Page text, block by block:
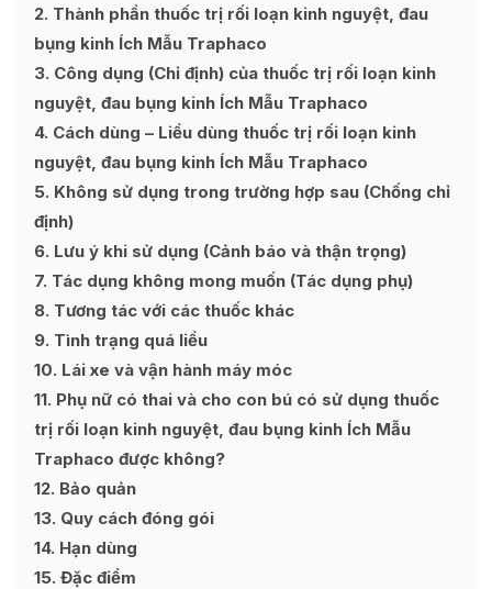
2 Thành phần thuốc trị rối loạn kinh nguyệt, đau
bụng kinh Ích Mẫu Traphaco
3 Công dụng (Chỉ định) của thuốc trị rối loạn kinh
nguyệt, đau bụng kinh Ích Mẫu Traphaco
4 Cách dùng – Liều dùng thuốc trị rối loạn kinh
nguyệt, đau bụng kinh Ích Mẫu Traphaco
5 Không sử dụng trong trường hợp sau (Chống chỉ
định)
6 Lưu ý khi sử dụng (Cảnh báo và thận trọng)
7 Tác dụng không mong muốn (Tác dụng phụ)
8 Tương tác với các thuốc khác
9 Tình trạng quá liều
10 Lái xe và vận hành máy móc
11 Phụ nữ có thai và cho con bú có sử dụng thuốc
trị rối loạn kinh nguyệt, đau bụng kinh Ích Mẫu
Traphaco được không?
12 Bảo quản
13 Quy cách đóng gói
14 Hạn dùng
15 Đặc điểm